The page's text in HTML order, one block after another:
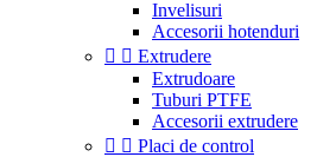
Invelisuri
Accesorii hotenduri
  Extrudere
Extrudoare
Tuburi PTFE
Accesorii extrudere
  Placi de control